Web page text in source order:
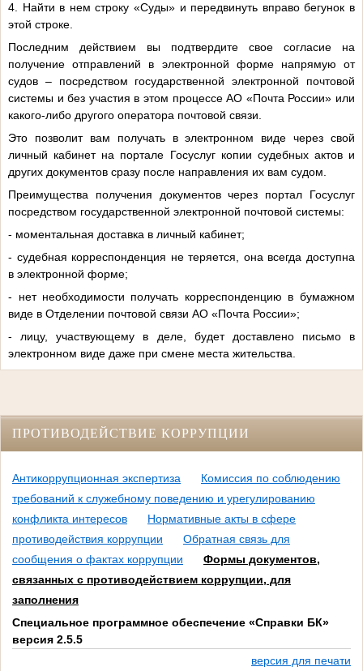
4. Найти в нем строку «Суды» и передвинуть вправо бегунок в
этой строке.
Последним действием вы подтвердите свое согласие на
получение отправлений в электронной форме напрямую от
судов – посредством государственной электронной почтовой
системы и без участия в этом процессе АО «Почта России» или
какого-либо другого оператора почтовой связи.
Это позволит вам получать в электронном виде через свой
личный кабинет на портале Госуслуг копии судебных актов и
других документов сразу после направления их вам судом.
Преимущества получения документов через портал Госуслуг
посредством государственной электронной почтовой системы:
- моментальная доставка в личный кабинет;
- судебная корреспонденция не теряется, она всегда доступна
в электронной форме;
- нет необходимости получать корреспонденцию в бумажном
виде в Отделении почтовой связи АО «Почта России»;
- лицу, участвующему в деле, будет доставлено письмо в
электронном виде даже при смене места жительства.
ПРОТИВОДЕЙСТВИЕ КОРРУПЦИИ
Антикоррупционная экспертиза
Комиссия по соблюдению
требований к служебному поведению и урегулированию
конфликта интересов
Нормативные акты в сфере
противодействия коррупции
Обратная связь для
сообщения о фактах коррупции
Формы документов,
связанных с противодействием коррупции, для
заполнения
Специальное программное обеспечение «Справки БК»
версия 2.5.5
версия для печати